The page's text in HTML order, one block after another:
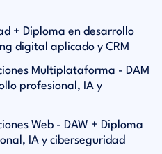
+ Diploma en desarrollo
digital aplicado y CRM
Multiplataforma - DAM
profesional, IA y
Web - DAW + Diploma
IA y ciberseguridad